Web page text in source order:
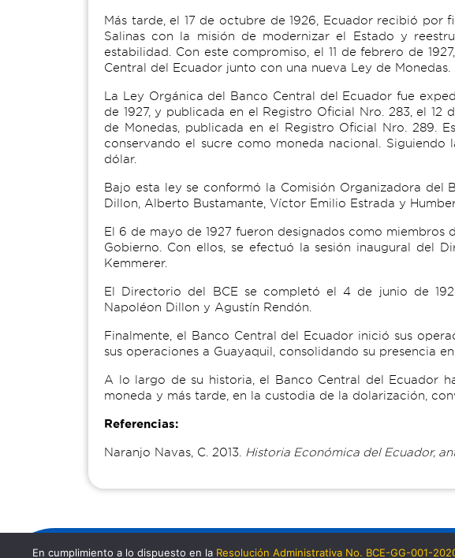
Más tarde, el 17 de octubre de 1926, Ecuador recibió
Salinas con la misión de modernizar el Estado y
estabilidad. Con este compromiso, el 11 de febrero de
Central del Ecuador junto con una nueva Ley de Monedas.
La Ley Orgánica del Banco Central del Ecuador fue
de 1927, y publicada en el Registro Oficial Nro. 283, el
de Monedas, publicada en el Registro Oficial Nro. 289.
conservando el sucre como moneda nacional.
dólar.
Bajo esta ley se conformó la Comisión Organizadora del
Dillon, Alberto Bustamante, Víctor Emilio Estrada y
El 6 de mayo de 1927 fueron designados como
Gobierno. Con ellos, se efectuó la sesión inaugural del
Kemmerer.
El Directorio del BCE se completó el 4 de junio de
Napoléon Dillon y Agustín Rendón.
Finalmente, el Banco Central del Ecuador inició sus
sus operaciones a Guayaquil, consolidando su presencia
A lo largo de su historia, el Banco Central del Ecuador
moneda y más tarde, en la custodia de la dolarización,
Referencias:
Naranjo Navas, C. 2013. Historia Económica del Ecuador,
En cumplimiento a lo dispuesto en la Resolución Administrativa No. BCE-GG-001-